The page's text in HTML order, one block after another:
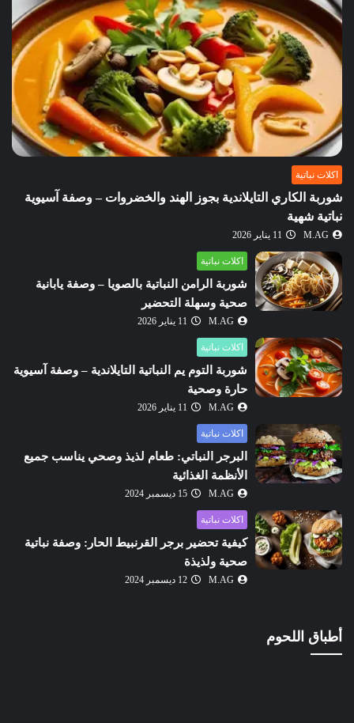
اكلات نباتية
شوربة الكاري التايلاندية بجوز الهند والخضروات – وصفة آسيوية
نباتية شهية
M.AG 11 يناير 2026
اكلات نباتية
شوربة الرامن النباتية بالصويا – وصفة يابانية
صحية وسهلة التحضير
M.AG 11 يناير 2026
اكلات نباتية
شوربة التوم يم النباتية التايلاندية – وصفة آسيوية
حارة وصحية
M.AG 11 يناير 2026
اكلات نباتية
البرجر النباتي: طعام لذيذ وصحي يناسب جميع
الأنظمة الغذائية
M.AG 15 ديسمبر 2024
اكلات نباتية
كيفية تحضير برجر القرنبيط الحار: وصفة نباتية
صحية ولذيذة
M.AG 12 ديسمبر 2024
أطباق اللحوم